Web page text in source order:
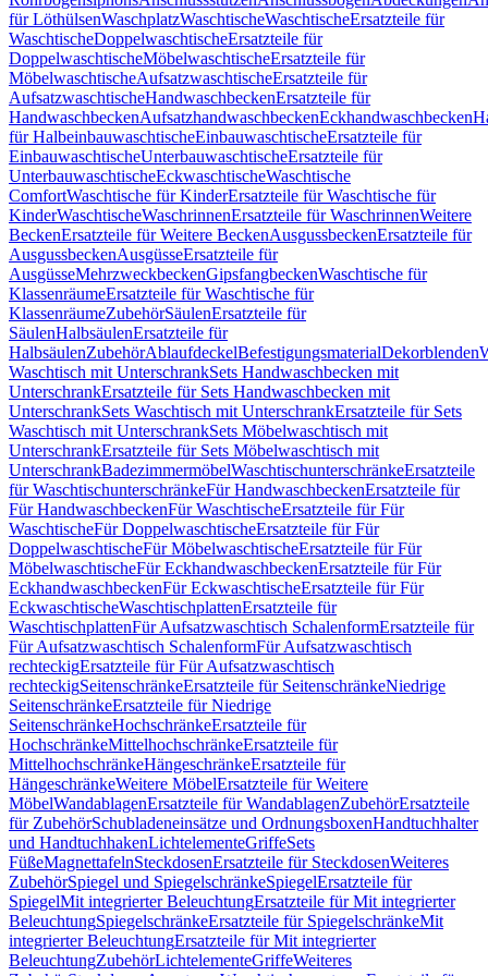
für LöthülsenWaschplatzWaschtischeWaschtischeErsatzteile für
WaschtischeDoppelwaschtischeErsatzteile für
DoppelwaschtischeMöbelwaschtischeErsatzteile für
MöbelwaschtischeAufsatzwaschtischeErsatzteile für
AufsatzwaschtischeHandwaschbeckenErsatzteile für
HandwaschbeckenAufsatzhandwaschbeckenEckhandwaschbecken
für HalbeinbauwaschtischeEinbauwaschtischeErsatzteile für
EinbauwaschtischeUnterbauwaschtischeErsatzteile für
UnterbauwaschtischeEckwaschtischeWaschtische
ComfortWaschtische für KinderErsatzteile für Waschtische für
KinderWaschtischeWaschrinnenErsatzteile für WaschrinnenWeitere
BeckenErsatzteile für Weitere BeckenAusgussbeckenErsatzteile für
AusgussbeckenAusgüsseErsatzteile für
AusgüsseMehrzweckbeckenGipsfangbeckenWaschtische für
KlassenräumeErsatzteile für Waschtische für
KlassenräumeZubehörSäulenErsatzteile für
SäulenHalbsäulenErsatzteile für
HalbsäulenZubehörAblaufdeckelBefestigungsmaterialDekorblenden
Waschtisch mit UnterschrankSets Handwaschbecken mit
UnterschrankErsatzteile für Sets Handwaschbecken mit
UnterschrankSets Waschtisch mit UnterschrankErsatzteile für Sets
Waschtisch mit UnterschrankSets Möbelwaschtisch mit
UnterschrankErsatzteile für Sets Möbelwaschtisch mit
UnterschrankBadezimmermöbelWaschtischunterschränkeErsatzteile
für WaschtischunterschränkeFür HandwaschbeckenErsatzteile für
Für HandwaschbeckenFür WaschtischeErsatzteile für Für
WaschtischeFür DoppelwaschtischeErsatzteile für Für
DoppelwaschtischeFür MöbelwaschtischeErsatzteile für Für
MöbelwaschtischeFür EckhandwaschbeckenErsatzteile für Für
EckhandwaschbeckenFür EckwaschtischeErsatzteile für Für
EckwaschtischeWaschtischplattenErsatzteile für
WaschtischplattenFür Aufsatzwaschtisch SchalenformErsatzteile für
Für Aufsatzwaschtisch SchalenformFür Aufsatzwaschtisch
rechteckigErsatzteile für Für Aufsatzwaschtisch
rechteckigSeitenschränkeErsatzteile für SeitenschränkeNiedrige
SeitenschränkeErsatzteile für Niedrige
SeitenschränkeHochschränkeErsatzteile für
HochschränkeMittelhochschränkeErsatzteile für
MittelhochschränkeHängeschränkeErsatzteile für
HängeschränkeWeitere MöbelErsatzteile für Weitere
MöbelWandablagenErsatzteile für WandablagenZubehörErsatzteile
für ZubehörSchubladeneinsätze und OrdnungsboxenHandtuchhalter
und HandtuchhakenLichtelementeGriffeSets
FüßeMagnettafelnSteckdosenErsatzteile für SteckdosenWeiteres
ZubehörSpiegel und SpiegelschränkeSpiegelErsatzteile für
SpiegelMit integrierter BeleuchtungErsatzteile für Mit integrierter
BeleuchtungSpiegelschränkeErsatzteile für SpiegelschränkeMit
integrierter BeleuchtungErsatzteile für Mit integrierter
BeleuchtungZubehörLichtelementeGriffeWeiteres